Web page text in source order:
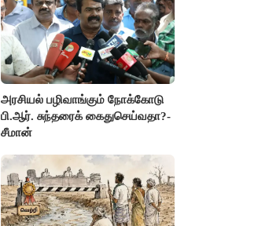
அரசியல் பழிவாங்கும் நோக்கோடு
பி.ஆர். சுந்தரைக் கைதுசெய்வதா?-
சீமான்